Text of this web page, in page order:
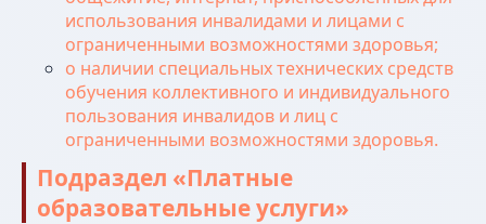
использования инвалидами и лицами с
ограниченными возможностями здоровья;
о наличии специальных технических средств
обучения коллективного и индивидуального
пользования инвалидов и лиц с
ограниченными возможностями здоровья.
Подраздел «Платные
образовательные услуги»